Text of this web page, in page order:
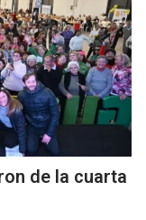
de la cuarta